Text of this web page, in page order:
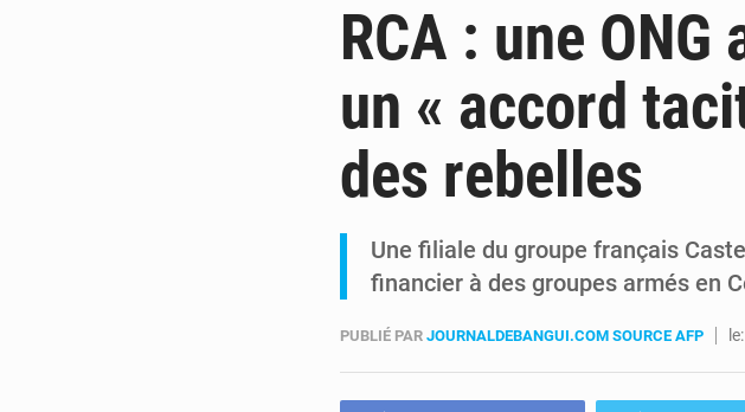
5 août 2026 FRIVAO
5 août 2026 FIFA : sous
5 août 2026
RCA : une
un « accord
des rebelles
Une filiale du groupe français
financier à des groupes armés en
PUBLIÉ PAR JOURNALDEBANGUI.COM SOURCE AFP le: